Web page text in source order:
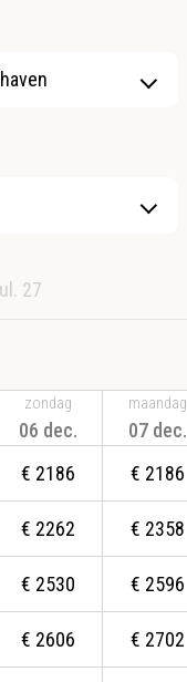
27
zondag
06 dec.
€ 2186
€ 2262
€ 2530
€ 2606
maandag
07 dec.
€ 2186
€ 2358
€ 2596
€ 2702